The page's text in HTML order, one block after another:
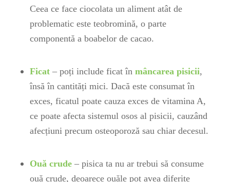
Ceea ce face ciocolata un aliment atât de
problematic este teobromină, o parte
componentă a boabelor de cacao.
Ficat– poți include ficat în mâncarea pisicii,
însă în cantități mici. Dacă este consumat în
exces, ficatul poate cauza exces de vitamina A,
ce poate afecta sistemul osos al pisicii, cauzând
afecțiuni precum osteoporoză sau chiar decesul.
Ouă crude– pisica ta nu ar trebui să consume
ouă crude, deoarece ouăle pot avea diferite